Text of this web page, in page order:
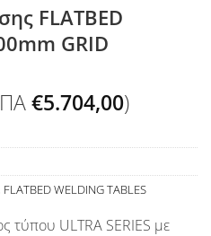
FLATBED
GRID
€5.704,00)
FLATBED WELDING TABLES
τύπου ULTRA SERIES με